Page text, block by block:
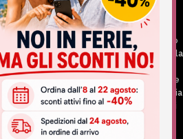
Sito hanno esclusivamente scopo
modo né la pretesa né l’obiettivo di
e/o specialista, di altri operatori sanitari o
in ogni caso essere contattati per la
o l’indicazione di un eventuale corretto
e/o di integrazione alimentare. Se
o si stanno assumendo farmaci in terapia
curante prima di assumere qualsiasi
integratore.